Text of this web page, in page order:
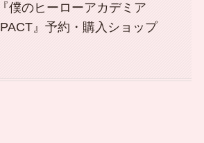
僕のヒーローアカデミア
』予約・購入ショップ